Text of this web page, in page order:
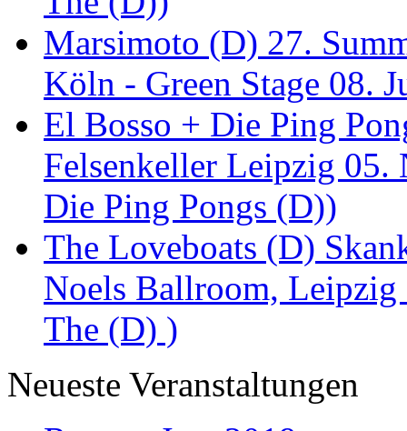
Marsimoto (D) 27.
Köln - Green Stage 08.
El Bosso + Die Ping
Felsenkeller Leipzig
Die Ping Pongs (D))
The Loveboats (D)
Noels Ballroom, Leipzig
The (D) )
Neueste Veranstaltungen